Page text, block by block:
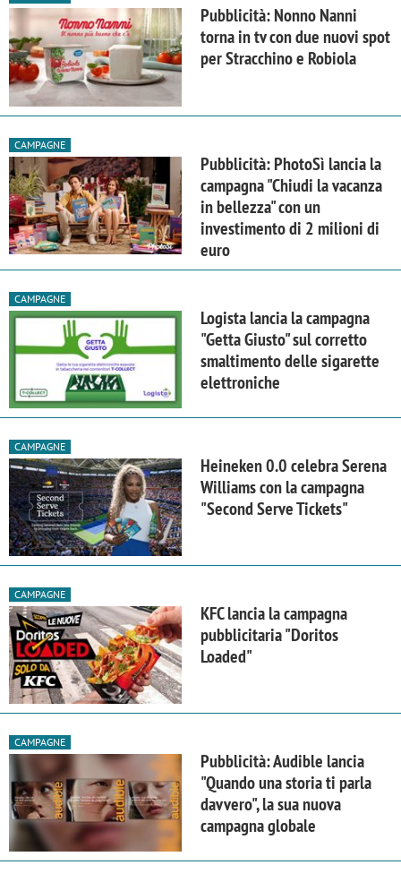
Pubblicità: Nonno Nanni
torna in tv con due nuovi spot
per Stracchino e Robiola
CAMPAGNE
Pubblicità: PhotoSì lancia la
campagna "Chiudi la vacanza
in bellezza" con un
investimento di 2 milioni di
euro
CAMPAGNE
Logista lancia la campagna
"Getta Giusto" sul corretto
smaltimento delle sigarette
elettroniche
CAMPAGNE
Heineken 0.0 celebra Serena
Williams con la campagna
"Second Serve Tickets"
CAMPAGNE
KFC lancia la campagna
pubblicitaria "Doritos
Loaded"
CAMPAGNE
Pubblicità: Audible lancia
"Quando una storia ti parla
davvero", la sua nuova
campagna globale